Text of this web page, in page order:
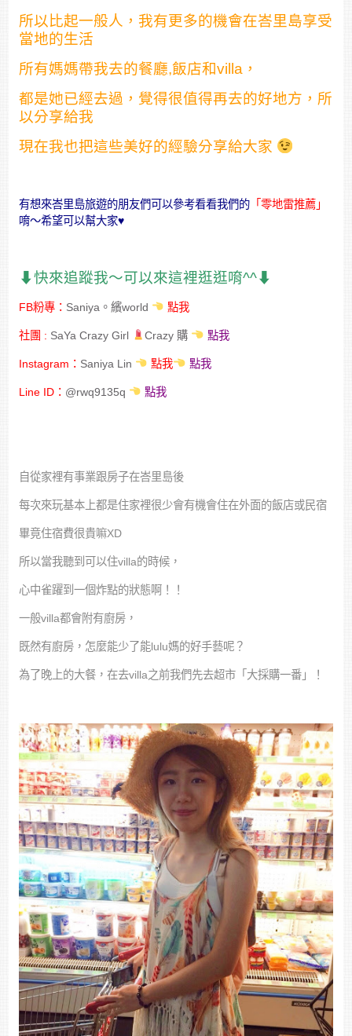
所以比起一般人，我有更多的機會在峇里島享受
當地的生活
所有媽媽帶我去的餐廳,飯店和villa，
都是她已經去過，覺得很值得再去的好地方，所
以分享給我
現在我也把這些美好的經驗分享給大家
有想來峇里島旅遊的朋友們可以參考看看我們的「零地雷推薦」
唷～希望可以幫大家♥
⬇︎快來追蹤我～可以來這裡逛逛唷^^⬇︎
FB粉專： Saniya。繽world 點我
社團 : SaYa Crazy Girl Crazy 購 點我
Instagram： Saniya Lin 點我 點我
Line ID： @rwq9135q 點我
自從家裡有事業跟房子在峇里島後
每次來玩基本上都是住家裡很少會有機會住在外面的飯店或民宿
畢竟住宿費很貴嘛XD
所以當我聽到可以住villa的時候，
心中雀躍到一個炸點的狀態啊！！
一般villa都會附有廚房，
既然有廚房，怎麼能少了能lulu媽的好手藝呢？
為了晚上的大餐，在去villa之前我們先去超市「大採購一番」！